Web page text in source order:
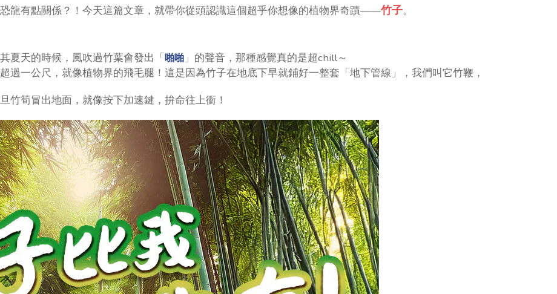
龍有點關係？！今天這篇文章，就帶你從頭認識這個超乎你想像的植物界奇蹟——竹子。
夏天的時候，風吹過竹葉會發出「啪啪 」的聲音，那種感覺真的是超chill～
過一公尺，就像植物界的飛毛腿！這是因為竹子在地底下早就鋪好一整套「地下管線」，我們叫它竹鞭，
竹筍冒出地面，就像按下加速鍵，拚命往上衝！